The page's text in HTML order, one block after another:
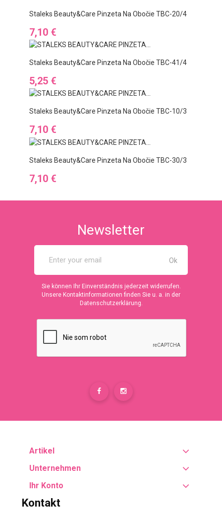
Staleks Beauty&Care Pinzeta Na Obočie TBC-20/4
Preis
7,10 €
Staleks Beauty&Care Pinzeta Na Obočie TBC-41/4
Preis
5,25 €
Staleks Beauty&Care Pinzeta Na Obočie TBC-10/3
Preis
7,10 €
Staleks Beauty&Care Pinzeta Na Obočie TBC-30/3
Preis
7,10 €
Newsletter
Sie können Ihr Einverständnis jederzeit widerrufen.
Unsere Kontaktinformationen finden Sie u. a. in der
Datenschutzerklärung.
Artikel
Unternehmen
Ihr Konto
Kontakt